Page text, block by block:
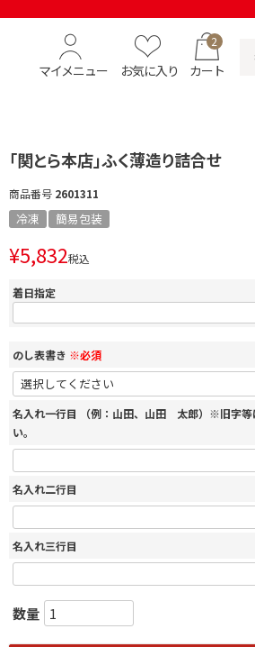
マイメニュー お気に入り
2
カート
「関とら本店」ふく薄造り詰合せ
商品番号 2601311
冷凍 簡易包装
¥5,832税込
着日指定
のし表書き ※必須
名入れ一行目 （例：山田、山田 太郎）※旧字等
い。
名入れ二行目
名入れ三行目